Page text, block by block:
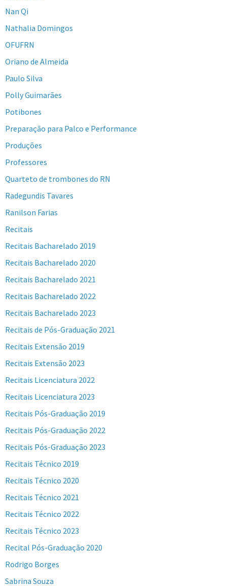
Nan Qi
Nathalia Domingos
OFUFRN
Oriano de Almeida
Paulo Silva
Polly Guimarães
Potibones
Preparação para Palco e Performance
Produções
Professores
Quarteto de trombones do RN
Radegundis Tavares
Ranilson Farias
Recitais
Recitais Bacharelado 2019
Recitais Bacharelado 2020
Recitais Bacharelado 2021
Recitais Bacharelado 2022
Recitais Bacharelado 2023
Recitais de Pós-Graduação 2021
Recitais Extensão 2019
Recitais Extensão 2023
Recitais Licenciatura 2022
Recitais Licenciatura 2023
Recitais Pós-Graduação 2019
Recitais Pós-Graduação 2022
Recitais Pós-Graduação 2023
Recitais Técnico 2019
Recitais Técnico 2020
Recitais Técnico 2021
Recitais Técnico 2022
Recitais Técnico 2023
Recital Pós-Graduação 2020
Rodrigo Borges
Sabrina Souza